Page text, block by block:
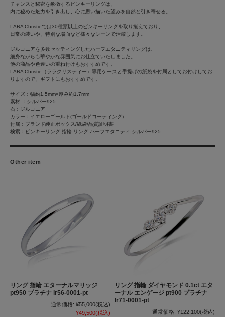
チャンスと秘密を象徴するピンキーリングは、
内に秘めた魅力を引き出し、心に思い描いた望みを自然と引き寄せる。
LARA Christieでは30種類以上のピンキーリングを取り揃えており、
日常の装いや、特別な場面など様々なシーンで活躍します。
ジルコニアを多数セッティングしたハーフエタニティリングは、
細身ながらも華やかな雰囲気にお仕立ていたしました。
他の商品や色違いの重ね付けもおすすめです。
LARA Christie（ララクリスティー）専用ケースと手提げの紙袋を付属としてお付けしてお
りますので、ギフトにもおすすめです。
サイズ：幅約1.5mm×厚み約1.7mm
素材 ：シルバー925
石：ジルコニア
カラー：イエローゴールド(ゴールドコーティング)
付属：ブランド純正ボックス/紙袋/品質証明書
検索：ピンキーリング 指輪 リング ハーフエタニティ シルバー925
Other item
リング 指輪 エターナルマリッジ
pt950 プラチナ lr56-0001-pt
通常価格: ¥55,000(税込)
¥49,500(税込)
リング 指輪 ダイヤモンド 0.1ct エタ
ーナル エンゲージ pt900 プラチナ
lr71-0001-pt
通常価格: ¥122,100(税込)